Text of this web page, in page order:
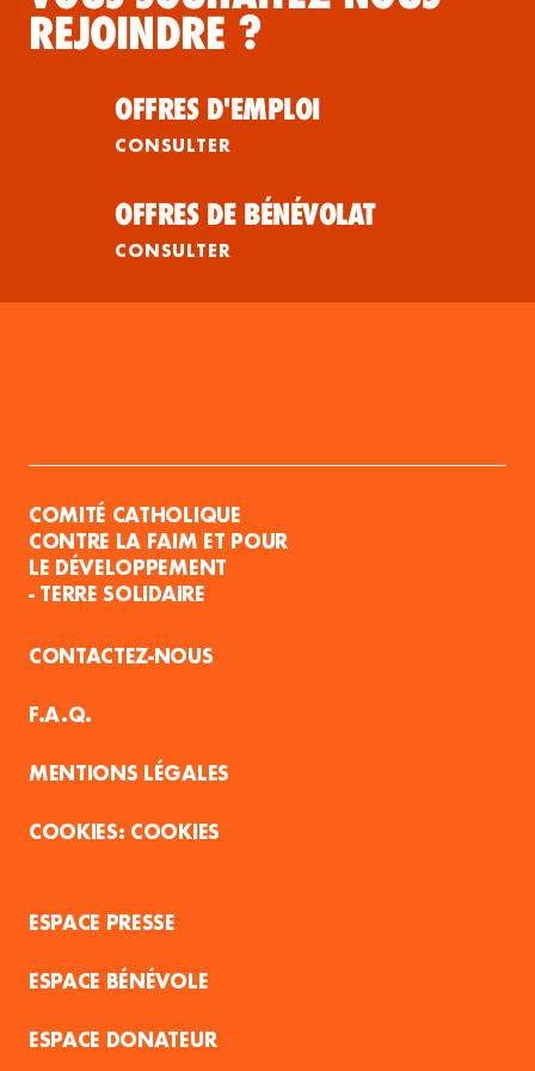
REJOINDRE ?
OFFRES D'EMPLOI
CONSULTER
OFFRES DE BÉNÉVOLAT
CONSULTER
COMITÉ CATHOLIQUE
CONTRE LA FAIM ET POUR
LE DÉVELOPPEMENT
- TERRE SOLIDAIRE
CONTACTEZ-NOUS
F.A.Q.
MENTIONS LÉGALES
COOKIES
ESPACE PRESSE
ESPACE BÉNÉVOLE
ESPACE DONATEUR